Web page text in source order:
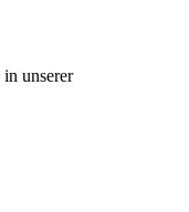
unserer